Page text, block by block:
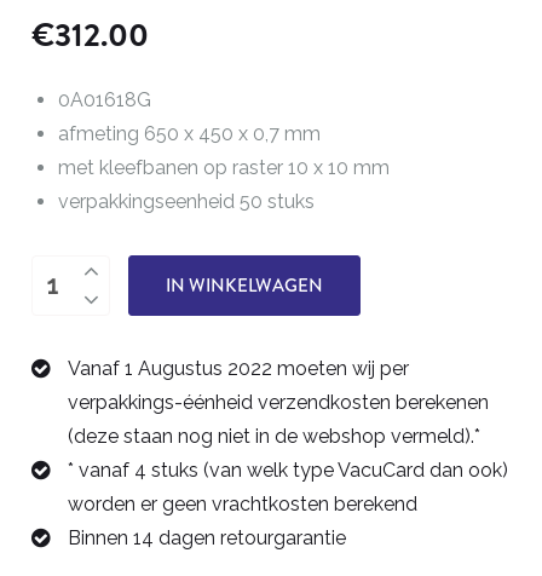
€312.00
0A01618G
afmeting 650 x 450 x 0,7 mm
met kleefbanen op raster 10 x 10 mm
verpakkingseenheid 50 stuks
VacuCard++
0A01618D
IN WINKELWAGEN
Vanaf 1 Augustus 2022 moeten wij per
verpakkings-éénheid verzendkosten berekenen
(deze staan nog niet in de webshop vermeld).*
* vanaf 4 stuks (van welk type VacuCard dan ook)
worden er geen vrachtkosten berekend
Binnen 14 dagen retourgarantie